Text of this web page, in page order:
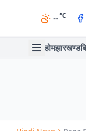
--°C
होमझारखण्ड